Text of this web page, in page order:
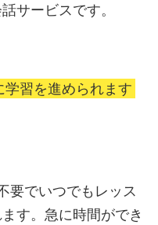
サービスです。
学習を進められます
要でいつでもレッス
す。急に時間ができ